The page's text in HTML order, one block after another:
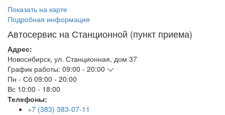
Показать на карте
Подробная информация
Автосервис на Станционной (пункт приема)
Адрес:
Новосибирск, ул. Станционная, дом 37
График работы: 09:00 - 20:00
Пн - Сб 09:00 - 20:00
Вс 10:00 - 18:00
Телефоны:
+7 (383) 383-07-11